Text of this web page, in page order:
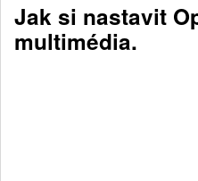
Jak si nastavit
multimédia.